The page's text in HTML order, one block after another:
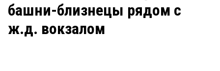
Блоги
башни-близнецы рядом с
ж.д. вокзалом